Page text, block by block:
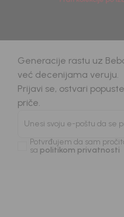
Generacije rastu uz
već decenijama veruju.
Prijavi se, ostvari
priče.
Unesi svoju e-poštu da se